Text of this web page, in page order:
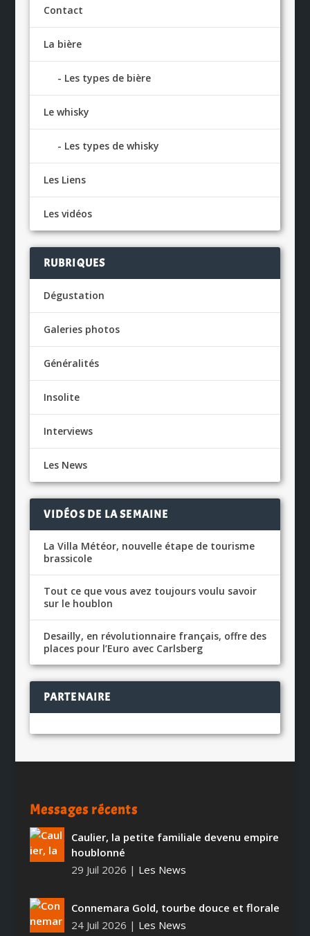
Contact
La bière
Les types de bière
Le whisky
Les types de whisky
Les Liens
Les vidéos
RUBRIQUES
Dégustation
Galeries photos
Généralités
Insolite
Interviews
Les News
VIDÉOS DE LA SEMAINE
La Villa Météor, nouvelle étape de tourisme
brassicole
Tout ce que vous avez toujours voulu savoir
sur le houblon
Desailly, en révolutionnaire français, offre des
places pour l’Euro avec Carlsberg
PARTENAIRE
Messages récents
Caulier, la petite familiale devenu empire
houblonné
29 Juil 2026 | Les News
Connemara Gold, tourbe douce et florale
24 Juil 2026 | Les News